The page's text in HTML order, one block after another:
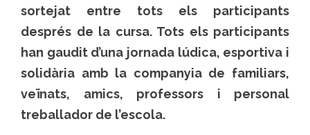
sortejat entre tots els participants
després de la cursa. Tots els participants
han gaudit d’una jornada lúdica, esportiva i
solidària amb la companyia de familiars,
veïnats, amics, professors i personal
treballador de l’escola.